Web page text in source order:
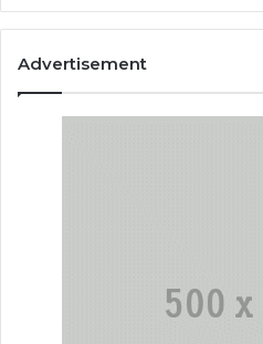
Advertisement